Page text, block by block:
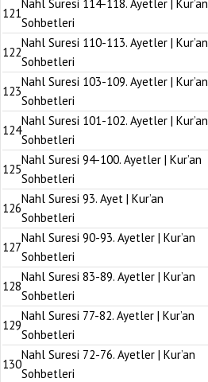
121
Nahl Suresi 114-118. Ayetler | Kur’an
Sohbetleri
122
Nahl Suresi 110-113. Ayetler | Kur’an
Sohbetleri
123
Nahl Suresi 103-109. Ayetler | Kur’an
Sohbetleri
124
Nahl Suresi 101-102. Ayetler | Kur’an
Sohbetleri
125
Nahl Suresi 94-100. Ayetler | Kur’an
Sohbetleri
126
Nahl Suresi 93. Ayet | Kur’an
Sohbetleri
127
Nahl Suresi 90-93. Ayetler | Kur’an
Sohbetleri
128
Nahl Suresi 83-89. Ayetler | Kur’an
Sohbetleri
129
Nahl Suresi 77-82. Ayetler | Kur’an
Sohbetleri
130
Nahl Suresi 72-76. Ayetler | Kur’an
Sohbetleri